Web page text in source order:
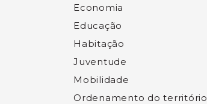
Economia
Educação
Habitação
Juventude
Mobilidade
Ordenamento do território